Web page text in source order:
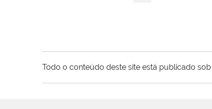
Todo o conteúdo deste site está publicado